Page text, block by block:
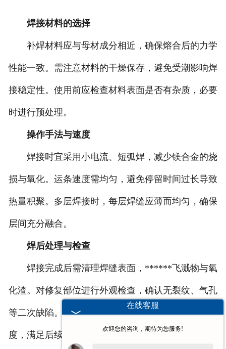
焊接材料的选择
补焊材料应与母材成分相近，确保熔合后的力学
性能一致。需注意材料的干燥保存，避免受潮影响焊
接稳定性。使用前应检查材料表面是否有杂质，必要
时进行预处理。
操作手法与速度
焊接时宜采用小电流、短弧焊，减少镁合金的烧
损与氧化。运条速度需均匀，避免停留时间过长导致
热量积聚。多层焊接时，每层焊缝应薄而均匀，确保
层间充分融合。
焊后处理与检查
焊接完成后需清理焊缝表面，******飞溅物与氧
化渣。对修复部位进行外观检查，确认无裂纹、气孔
等二次缺陷。必要时可进行轻微打磨，调整表面平整
度，满足后续加工或使用需求。
在线客服
欢迎您的咨询，期待为您服务!